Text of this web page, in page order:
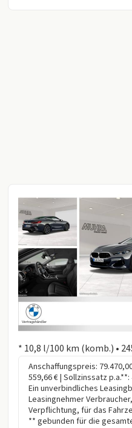
* 10,8 l/100 km (komb.) •
Anschaffungspreis:
559,66 € | Sollzinssatz
Ein unverbindliches
Leasingnehmer
Verpflichtung, für das
** gebunden für die